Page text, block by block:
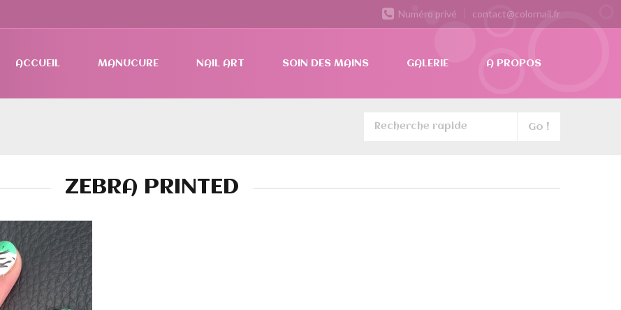
Numéro privé contact@colornail.fr
ACCUEIL MANUCURE NAIL ART SOIN DES MAINS GALERIE A PROPOS
ZEBRA PRINTED